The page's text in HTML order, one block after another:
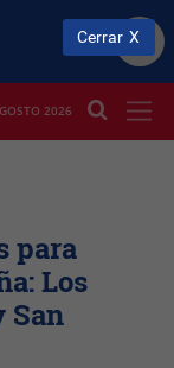
2026
para
Los
San
Cerrar